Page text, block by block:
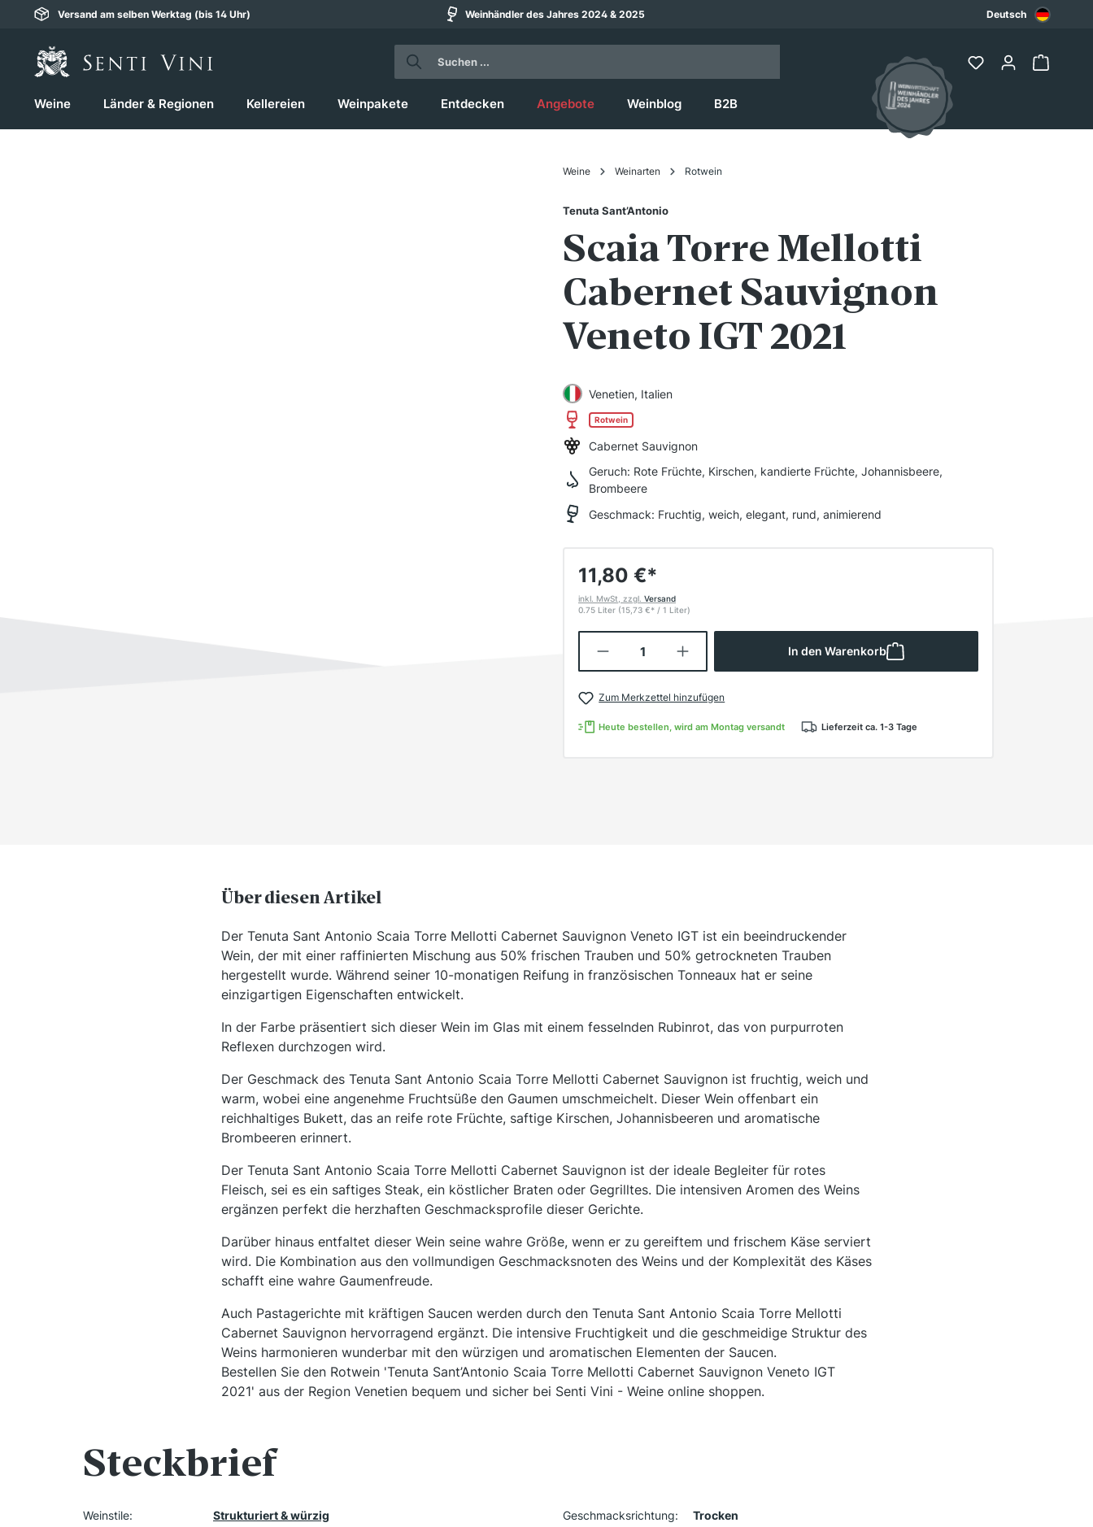
Zur Hauptnavigation springen
Versand am selben Werktag (bis 14 Uhr) Weinhändler des Jahres 2024 & 2025 Deutsch
Weine Länder & Regionen Kellereien Weinpakete Entdecken Angebote Weinblog B2B
Weine Weinarten Rotwein
Tenuta Sant’Antonio
Scaia Torre Mellotti
Cabernet Sauvignon
Veneto IGT 2021
Venetien, Italien
Rotwein
Cabernet Sauvignon
Geruch: Rote Früchte, Kirschen, kandierte Früchte, Johannisbeere,
Brombeere
Geschmack: Fruchtig, weich, elegant, rund, animierend
11,80 €*
inkl. MwSt, zzgl. Versand
0.75 Liter (15,73 €* / 1 Liter)
Produkt Anzahl: Gib den gewünschten Wert ein oder
In den Warenkorb
Zum Merkzettel hinzufügen
Heute bestellen, wird am Montag versandt Lieferzeit ca. 1-3 Tage
Über diesen Artikel
Der Tenuta Sant Antonio Scaia Torre Mellotti Cabernet Sauvignon Veneto IGT ist ein beeindruckender
Wein, der mit einer raffinierten Mischung aus 50% frischen Trauben und 50% getrockneten Trauben
hergestellt wurde. Während seiner 10-monatigen Reifung in französischen Tonneaux hat er seine
einzigartigen Eigenschaften entwickelt.
In der Farbe präsentiert sich dieser Wein im Glas mit einem fesselnden Rubinrot, das von purpurroten
Reflexen durchzogen wird.
Der Geschmack des Tenuta Sant Antonio Scaia Torre Mellotti Cabernet Sauvignon ist fruchtig, weich und
warm, wobei eine angenehme Fruchtsüße den Gaumen umschmeichelt. Dieser Wein offenbart ein
reichhaltiges Bukett, das an reife rote Früchte, saftige Kirschen, Johannisbeeren und aromatische
Brombeeren erinnert.
Der Tenuta Sant Antonio Scaia Torre Mellotti Cabernet Sauvignon ist der ideale Begleiter für rotes
Fleisch, sei es ein saftiges Steak, ein köstlicher Braten oder Gegrilltes. Die intensiven Aromen des Weins
ergänzen perfekt die herzhaften Geschmacksprofile dieser Gerichte.
Darüber hinaus entfaltet dieser Wein seine wahre Größe, wenn er zu gereiftem und frischem Käse serviert
wird. Die Kombination aus den vollmundigen Geschmacksnoten des Weins und der Komplexität des Käses
schafft eine wahre Gaumenfreude.
Auch Pastagerichte mit kräftigen Saucen werden durch den Tenuta Sant Antonio Scaia Torre Mellotti
Cabernet Sauvignon hervorragend ergänzt. Die intensive Fruchtigkeit und die geschmeidige Struktur des
Weins harmonieren wunderbar mit den würzigen und aromatischen Elementen der Saucen.
Bestellen Sie den Rotwein 'Tenuta Sant’Antonio Scaia Torre Mellotti Cabernet Sauvignon Veneto IGT
2021' aus der Region Venetien bequem und sicher bei Senti Vini - Weine online shoppen.
Steckbrief
Weinstile: Strukturiert & würzig Geschmacksrichtung: Trocken